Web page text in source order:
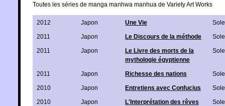
Toutes les séries de manga manhwa manhua de Variety Art Works
2012 Japon Une Vie
2011
Japon Le Discours de la méthode
2011
Japon
Le Livre des morts de la
mythologie égyptienne
2011 Japon Richesse des nations
2010
Japon Entretiens avec Confucius
2010
Japon L'Interprétation des rêves